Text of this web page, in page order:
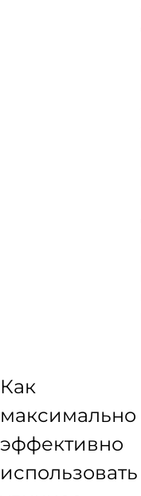
Как
максимально
эффективно
использовать